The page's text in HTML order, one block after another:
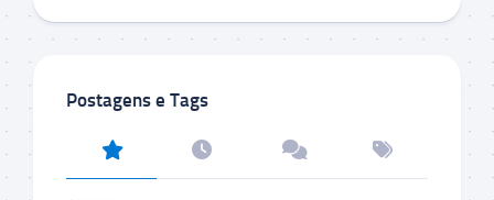
Postagens e Tags